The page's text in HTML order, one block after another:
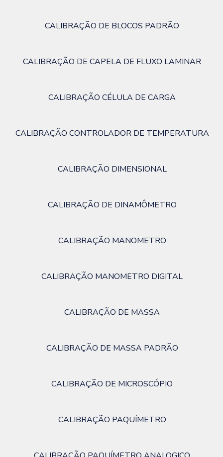
CALIBRAÇÃO DE BLOCOS PADRÃO
CALIBRAÇÃO DE CAPELA DE FLUXO LAMINAR
CALIBRAÇÃO CÉLULA DE CARGA
CALIBRAÇÃO CONTROLADOR DE TEMPERATURA
CALIBRAÇÃO DIMENSIONAL
CALIBRAÇÃO DE DINAMÔMETRO
CALIBRAÇÃO MANOMETRO
CALIBRAÇÃO MANOMETRO DIGITAL
CALIBRAÇÃO DE MASSA
CALIBRAÇÃO DE MASSA PADRÃO
CALIBRAÇÃO DE MICROSCÓPIO
CALIBRAÇÃO PAQUÍMETRO